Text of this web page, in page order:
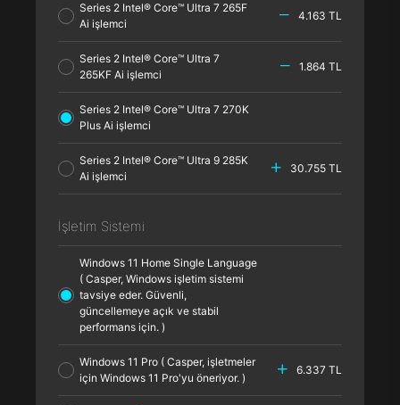
Series 2 Intel® Core™ Ultra 7 265F
Ai işlemci
4.163 TL
Series 2 Intel® Core™ Ultra 7
265KF Ai işlemci
1.864 TL
Series 2 Intel® Core™ Ultra 7 270K
Plus Ai işlemci
Series 2 Intel® Core™ Ultra 9 285K
Ai işlemci
30.755 TL
İşletim Sistemi
Windows 11 Home Single Language
( Casper, Windows işletim sistemi
tavsiye eder. Güvenli,
güncellemeye açık ve stabil
performans için. )
Windows 11 Pro ( Casper, işletmeler
için Windows 11 Pro'yu öneriyor. )
6.337 TL